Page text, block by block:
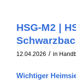
HSG-M2 |
12.04.2026 / in
Wichtiger